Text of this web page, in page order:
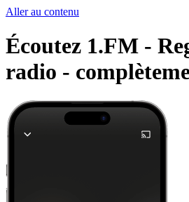
Aller au contenu
Écoutez 1.FM -
radio -